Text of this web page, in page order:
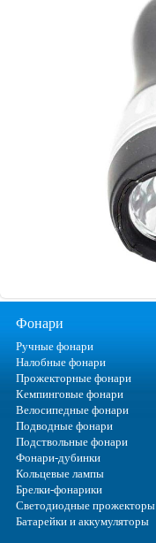
Фонари
Ручные фонари
Налобные фонари
Прожекторные фонари
Кемпинговые фонари
Велосипедные фонари
Подводные фонари
Подствольные фонари
Фонари-дубинки
Кольцевые лампы
Брелки-фонарики
Светодиодные прожекторы
Батарейки и аккумуляторы